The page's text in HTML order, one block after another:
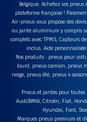
Belgique. Achetez vos
plateforme française !
Air-pneus vous propose des
ou jante aluminium y compris
complets avec TPMS, Capteurs
inclus. Aide
Nos produits : pneus pour
lourd, pneus camion, pneus
neige, pneus été, pneus 4
Pneus et jantes pour toutes
Audi/BMW, Citroën, Fiat,
Hyundai, Ford,
Marques pneus premium et